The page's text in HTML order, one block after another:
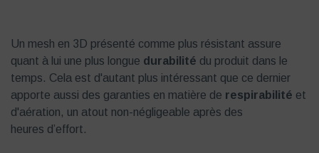
Un mesh en 3D présenté comme plus résistant assure
quant à lui une plus longue durabilité du produit dans le
temps. Cela est d'autant plus intéressant que ce dernier
apporte aussi des garanties en matière de respirabilité et
d'aération, un atout non-négligeable après des
heures d’effort.